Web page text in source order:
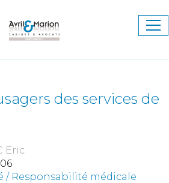
des services de
Eric
/ Responsabilité médicale